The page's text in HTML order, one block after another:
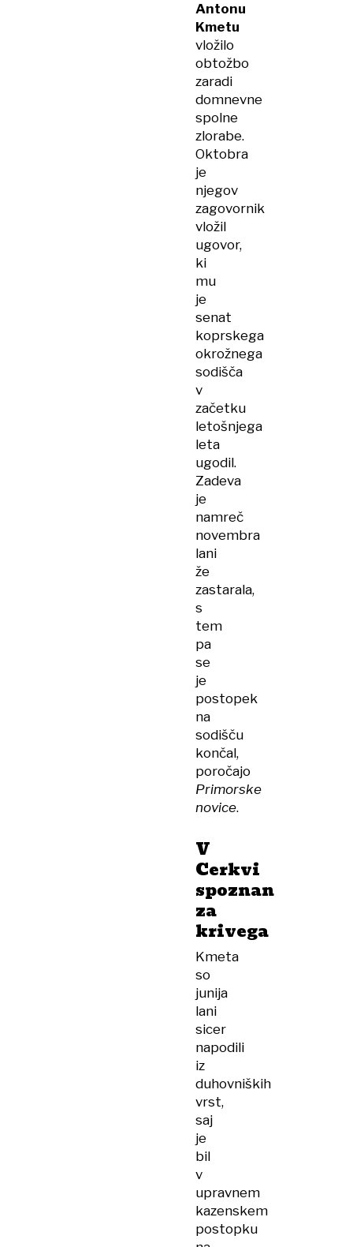
Antonu
Kmetu
vložilo
obtožbo
zaradi
domnevne
spolne
zlorabe.
Oktobra
je
njegov
zagovornik
vložil
ugovor,
ki
mu
je
senat
koprskega
okrožnega
sodišča
v
začetku
letošnjega
leta
ugodil.
Zadeva
je
namreč
novembra
lani
že
zastarala,
s
tem
pa
se
je
postopek
na
sodišču
končal,
poročajo
Primorske
novice.
V
Cerkvi
spoznan
za
krivega
Kmeta
so
junija
lani
sicer
napodili
iz
duhovniških
vrst,
saj
je
bil
v
upravnem
kazenskem
postopku